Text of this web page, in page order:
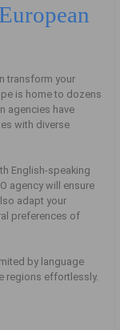
transform your
is home to dozens
agencies have
with diverse
English-speaking
agency will ensure
adapt your
preferences of
by language
regions effortlessly.